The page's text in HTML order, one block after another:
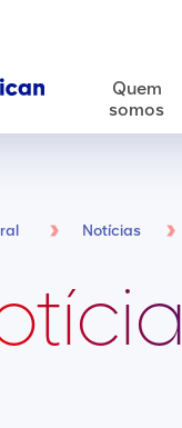
Quem
somos
Notícias